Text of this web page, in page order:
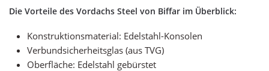
Die Vorteile des Vordachs Steel von Biffar im Überblick:
Konstruktionsmaterial: Edelstahl-Konsolen
Verbundsicherheitsglas (aus TVG)
Oberfläche: Edelstahl gebürstet